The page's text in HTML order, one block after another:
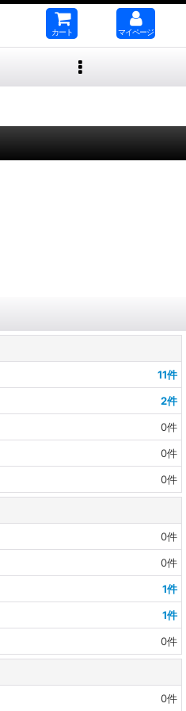
カート マイページ
11件
2件
0件
0件
0件
0件
0件
1件
1件
0件
0件